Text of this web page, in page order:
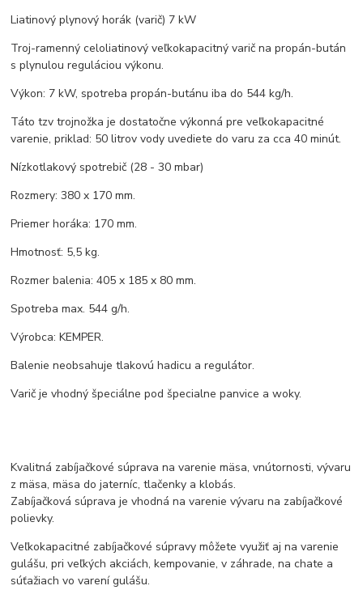
Liatinový plynový horák (varič) 7 kW
Troj-ramenný celoliatinový veľkokapacitný varič na propán-bután
s plynulou reguláciou výkonu.
Výkon: 7 kW, spotreba propán-butánu iba do 544 kg/h.
Táto tzv trojnožka je dostatočne výkonná pre veľkokapacitné
varenie, priklad: 50 litrov vody uvediete do varu za cca 40 minút.
Nízkotlakový spotrebič (28 - 30 mbar)
Rozmery: 380 x 170 mm.
Priemer horáka: 170 mm.
Hmotnosť: 5,5 kg.
Rozmer balenia: 405 x 185 x 80 mm.
Spotreba max. 544 g/h.
Výrobca: KEMPER.
Balenie neobsahuje tlakovú hadicu a regulátor.
Varič je vhodný špeciálne pod špecialne panvice a woky.
Kvalitná zabíjačkové súprava na varenie mäsa, vnútornosti, vývaru
z mäsa, mäsa do jaterníc, tlačenky a klobás.
Zabíjačková súprava je vhodná na varenie vývaru na zabíjačkové
polievky.
Veľkokapacitné zabíjačkové súpravy môžete využiť aj na varenie
gulášu, pri veľkých akciách, kempovanie, v záhrade, na chate a
súťažiach vo varení gulášu.